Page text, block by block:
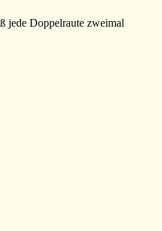
jede Doppelraute zweimal